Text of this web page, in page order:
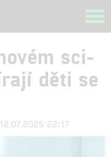
sci-
děti se
, 12.07.2025 22:17